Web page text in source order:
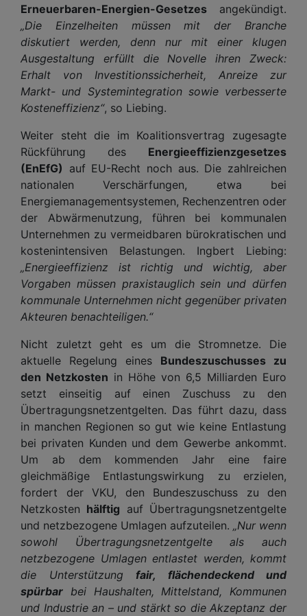
Erneuerbaren-Energien-Gesetzes angekündigt.
„Die Einzelheiten müssen mit der Branche
diskutiert werden, denn nur mit einer klugen
Ausgestaltung erfüllt die Novelle ihren Zweck:
Erhalt von Investitionssicherheit, Anreize zur
Markt- und Systemintegration sowie verbesserte
Kosteneffizienz“, so Liebing.
Weiter steht die im Koalitionsvertrag zugesagte
Rückführung des Energieeffizienzgesetzes
(EnEfG) auf EU-Recht noch aus. Die zahlreichen
nationalen Verschärfungen, etwa bei
Energiemanagementsystemen, Rechenzentren oder
der Abwärmenutzung, führen bei kommunalen
Unternehmen zu vermeidbaren bürokratischen und
kostenintensiven Belastungen. Ingbert Liebing:
„Energieeffizienz ist richtig und wichtig, aber
Vorgaben müssen praxistauglich sein und dürfen
kommunale Unternehmen nicht gegenüber privaten
Akteuren benachteiligen.“
Nicht zuletzt geht es um die Stromnetze. Die
aktuelle Regelung eines Bundeszuschusses zu
den Netzkosten in Höhe von 6,5 Milliarden Euro
setzt einseitig auf einen Zuschuss zu den
Übertragungsnetzentgelten. Das führt dazu, dass
in manchen Regionen so gut wie keine Entlastung
bei privaten Kunden und dem Gewerbe ankommt.
Um ab dem kommenden Jahr eine faire
gleichmäßige Entlastungswirkung zu erzielen,
fordert der VKU, den Bundeszuschuss zu den
Netzkosten hälftig auf Übertragungsnetzentgelte
und netzbezogene Umlagen aufzuteilen. „Nur wenn
sowohl Übertragungsnetzentgelte als auch
netzbezogene Umlagen entlastet werden, kommt
die Unterstützung fair, flächendeckend und
spürbar bei Haushalten, Mittelstand, Kommunen
und Industrie an – und stärkt so die Akzeptanz der